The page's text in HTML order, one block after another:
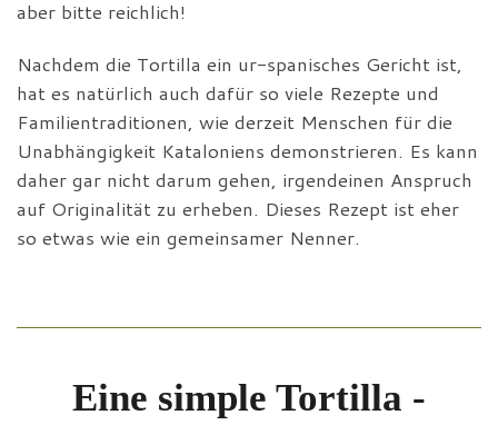
aber bitte reichlich!
Nachdem die Tortilla ein ur-spanisches Gericht ist,
hat es natürlich auch dafür so viele Rezepte und
Familientraditionen, wie derzeit Menschen für die
Unabhängigkeit Kataloniens demonstrieren. Es kann
daher gar nicht darum gehen, irgendeinen Anspruch
auf Originalität zu erheben. Dieses Rezept ist eher
so etwas wie ein gemeinsamer Nenner.
Eine simple Tortilla -